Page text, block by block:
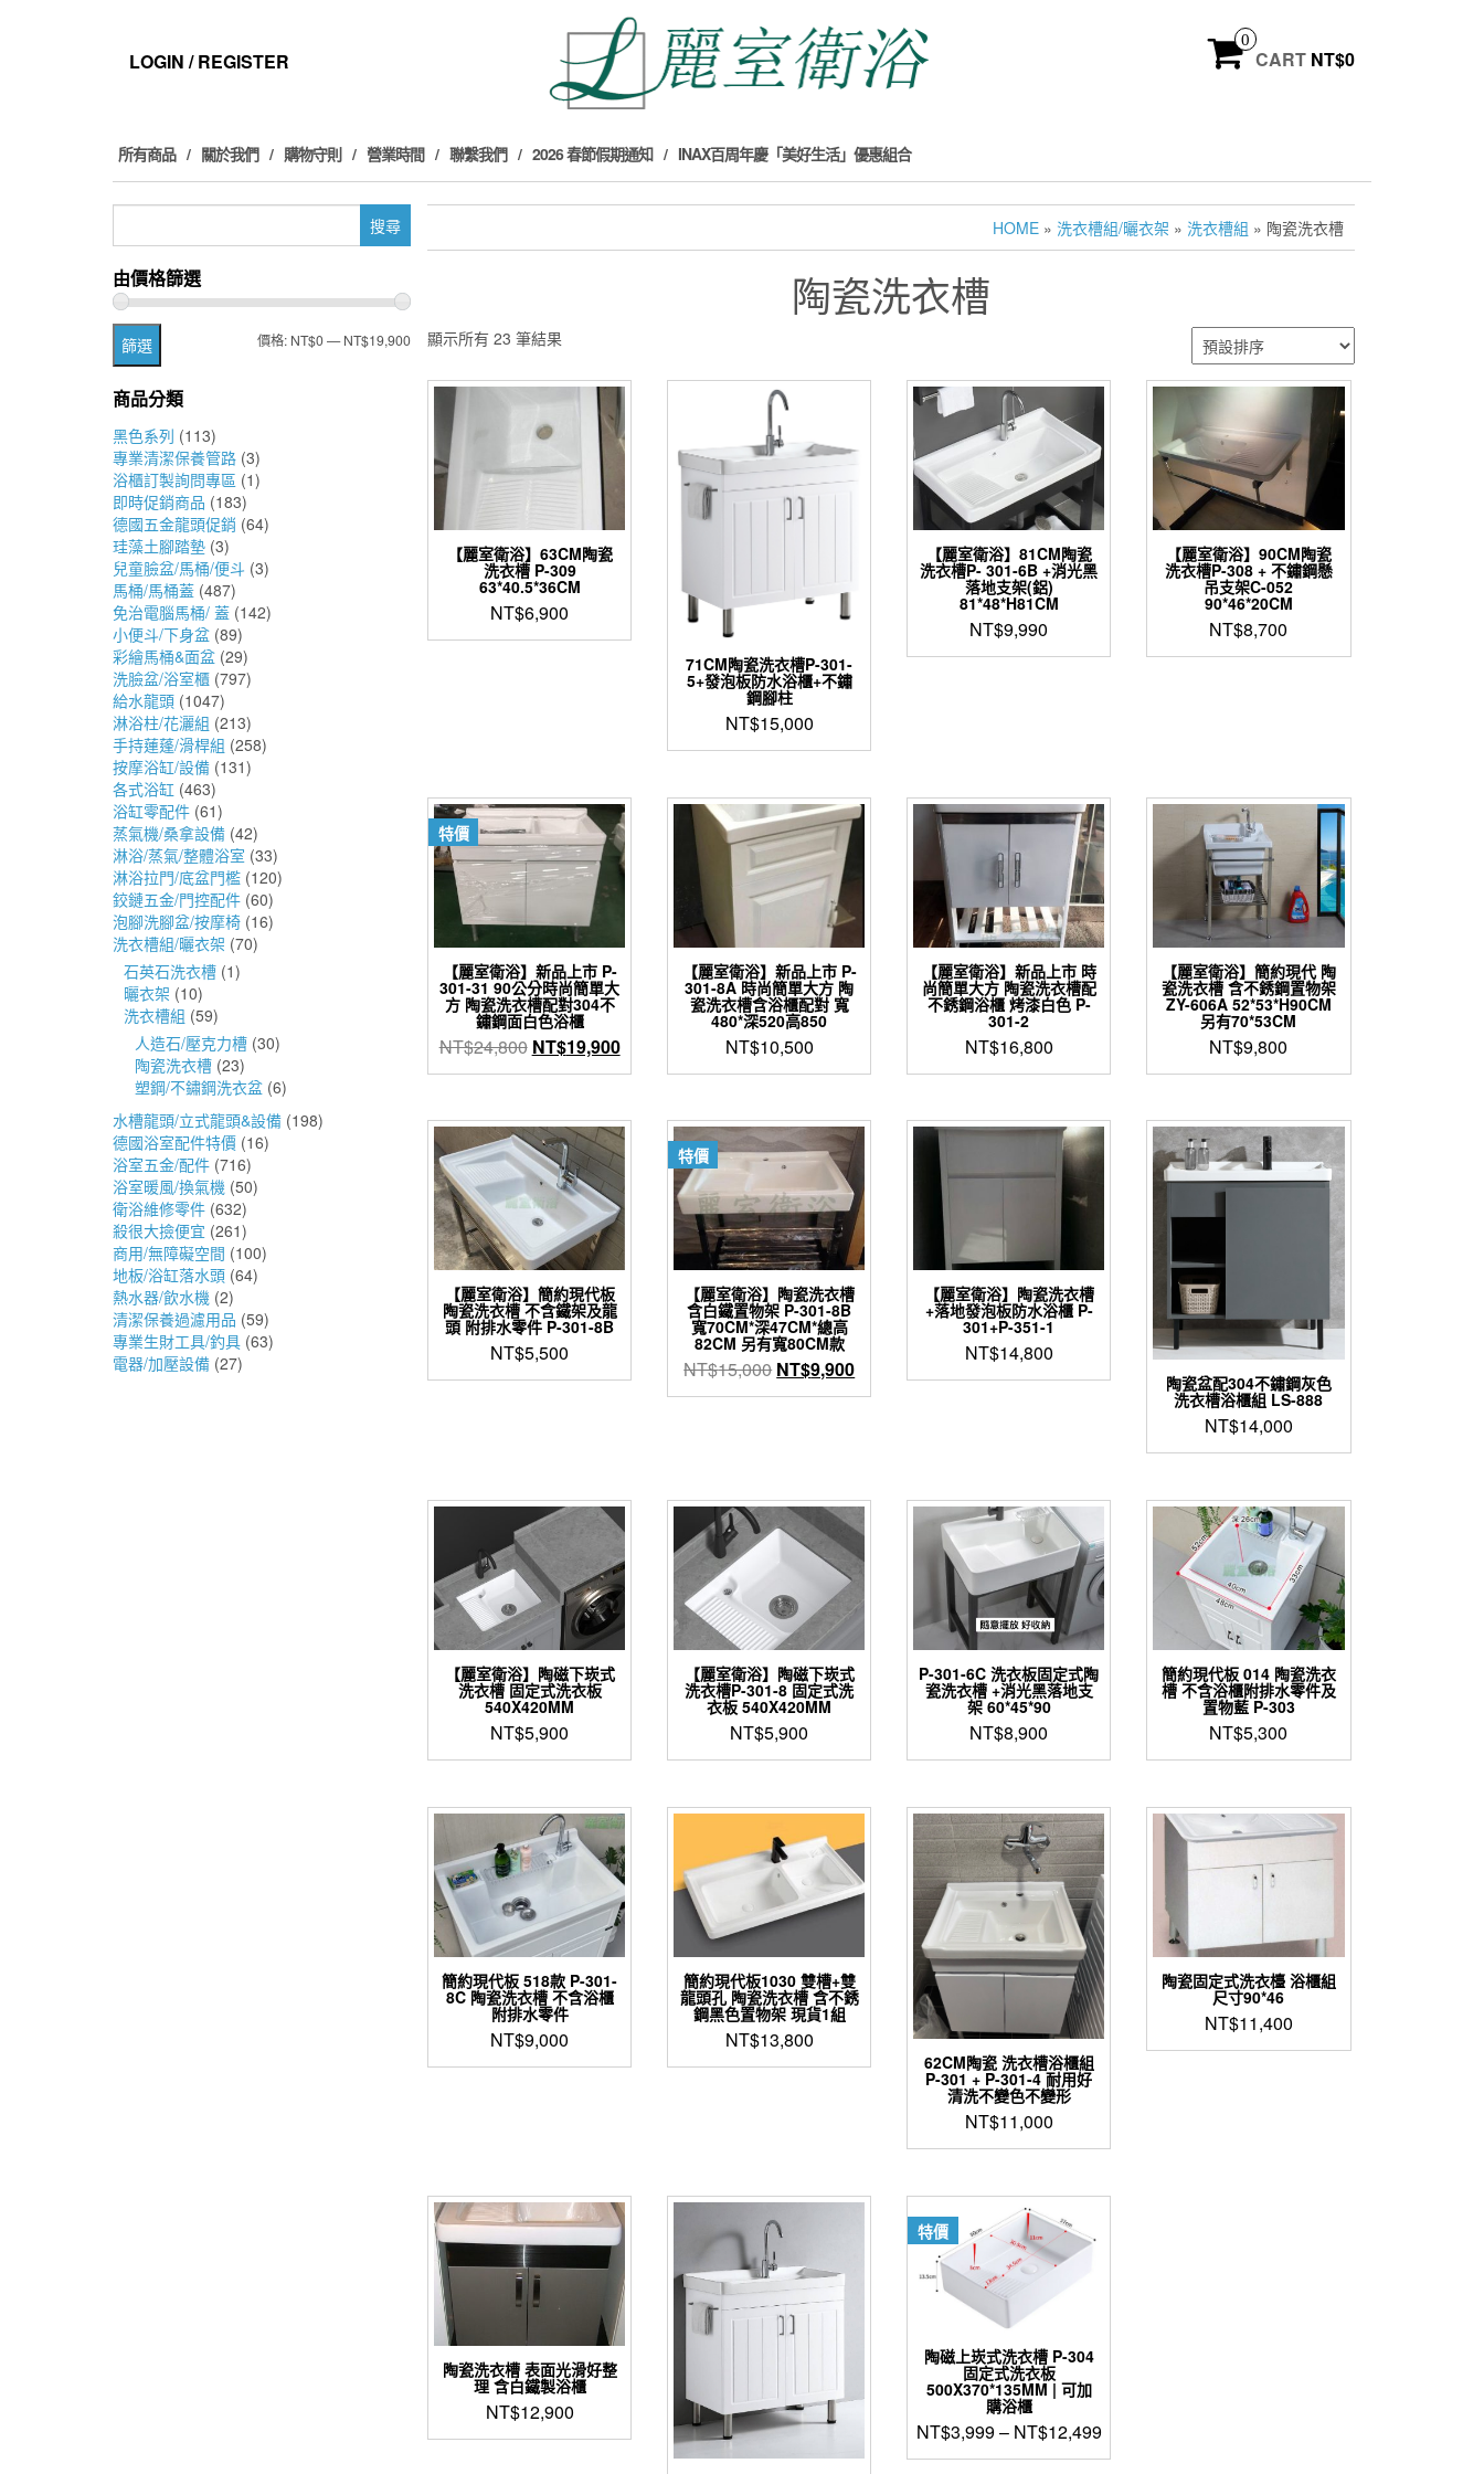
LOGIN / REGISTER
0
CART NT$0
所有商品 關於我們 購物守則 營業時間 聯繫我們 2026 春節假期通知 INAX百周年慶「美好生活」優惠組合
鍵
字:
由價格篩選
最最
篩選 價格: NT$0—NT$19,900
商品分類
黑色系列 (113)
專業清潔保養管路 (3)
浴櫃訂製詢問專區 (1)
即時促銷商品 (183)
德國五金龍頭促銷 (64)
珪藻土腳踏墊 (3)
兒童臉盆/馬桶/便斗 (3)
馬桶/馬桶蓋 (487)
免治電腦馬桶/ 蓋 (142)
小便斗/下身盆 (89)
彩繪馬桶&面盆 (29)
洗臉盆/浴室櫃 (797)
給水龍頭 (1047)
淋浴柱/花灑組 (213)
手持蓮蓬/滑桿組 (258)
按摩浴缸/設備 (131)
各式浴缸 (463)
浴缸零配件 (61)
蒸氣機/桑拿設備 (42)
淋浴/蒸氣/整體浴室 (33)
淋浴拉門/底盆門檻 (120)
鉸鏈五金/門控配件 (60)
泡腳洗腳盆/按摩椅 (16)
洗衣槽組/曬衣架 (70)
石英石洗衣槽 (1)
曬衣架 (10)
洗衣槽組 (59)
人造石/壓克力槽 (30)
陶瓷洗衣槽 (23)
塑鋼/不鏽鋼洗衣盆 (6)
水槽龍頭/立式龍頭&設備 (198)
德國浴室配件特價 (16)
浴室五金/配件 (716)
浴室暖風/換氣機 (50)
衛浴維修零件 (632)
殺很大撿便宜 (261)
商用/無障礙空間 (100)
地板/浴缸落水頭 (64)
熱水器/飲水機 (2)
清潔保養過濾用品 (59)
專業生財工具/釣具 (63)
電器/加壓設備 (27)
HOME » 洗衣槽組/曬衣架 » 洗衣槽組 » 陶瓷洗衣槽
陶瓷洗衣槽
顯示所有 23 筆結果
【麗室衛浴】63CM陶瓷
洗衣槽 P-309
63*40.5*36CM
NT$6,900
71CM陶瓷洗衣槽P-301-
5+發泡板防水浴櫃+不鏽
鋼腳柱
NT$15,000
【麗室衛浴】81CM陶瓷
洗衣槽P- 301-6B +消光黑
落地支架(鋁)
81*48*H81CM
NT$9,990
【麗室衛浴】90CM陶瓷
洗衣槽P-308 + 不鏽鋼懸
吊支架C-052
90*46*20CM
NT$8,700
特價
【麗室衛浴】新品上市 P-
301-31 90公分時尚簡單大
方 陶瓷洗衣槽配對304不
鏽鋼面白色浴櫃
NT$24,800 原
始
格：
NT$24,800。
NT$19,900目
前
格：
NT$19,900。
【麗室衛浴】新品上市 P-
301-8A 時尚簡單大方 陶
瓷洗衣槽含浴櫃配對 寬
480*深520高850
NT$10,500
【麗室衛浴】新品上市 時
尚簡單大方 陶瓷洗衣槽配
不銹鋼浴櫃 烤漆白色 P-
301-2
NT$16,800
【麗室衛浴】簡約現代 陶
瓷洗衣槽 含不銹鋼置物架
ZY-606A 52*53*H90CM
另有70*53CM
NT$9,800
【麗室衛浴】簡約現代板
陶瓷洗衣槽 不含鐵架及龍
頭 附排水零件 P-301-8B
NT$5,500
特價
【麗室衛浴】陶瓷洗衣槽
含白鐵置物架 P-301-8B
寬70CM*深47CM*總高
82CM 另有寬80CM款
NT$15,000 原
始
NT$9,900目
前
【麗室衛浴】陶瓷洗衣槽
+落地發泡板防水浴櫃 P-
301+P-351-1
NT$14,800
陶瓷盆配304不鏽鋼灰色
洗衣槽浴櫃組 LS-888
NT$14,000
【麗室衛浴】陶磁下崁式
洗衣槽 固定式洗衣板
540X420MM
NT$5,900
【麗室衛浴】陶磁下崁式
洗衣槽P-301-8 固定式洗
衣板 540X420MM
NT$5,900
P-301-6C 洗衣板固定式陶
瓷洗衣槽 +消光黑落地支
架 60*45*90
NT$8,900
簡約現代板 014 陶瓷洗衣
槽 不含浴櫃附排水零件及
置物藍 P-303
NT$5,300
簡約現代板 518款 P-301-
8C 陶瓷洗衣槽 不含浴櫃
附排水零件
NT$9,000
簡約現代板1030 雙槽+雙
龍頭孔 陶瓷洗衣槽 含不銹
鋼黑色置物架 現貨1組
NT$13,800
62CM陶瓷 洗衣槽浴櫃組
P-301 + P-301-4 耐用好
清洗不變色不變形
NT$11,000
陶瓷固定式洗衣檯 浴櫃組
尺寸90*46
NT$11,400
陶瓷洗衣槽 表面光滑好整
理 含白鐵製浴櫃
NT$12,900
特價
陶磁上崁式洗衣槽 P-304
固定式洗衣板
500X370*135MM | 可加
購浴櫃
NT$3,999– NT$12,499
此